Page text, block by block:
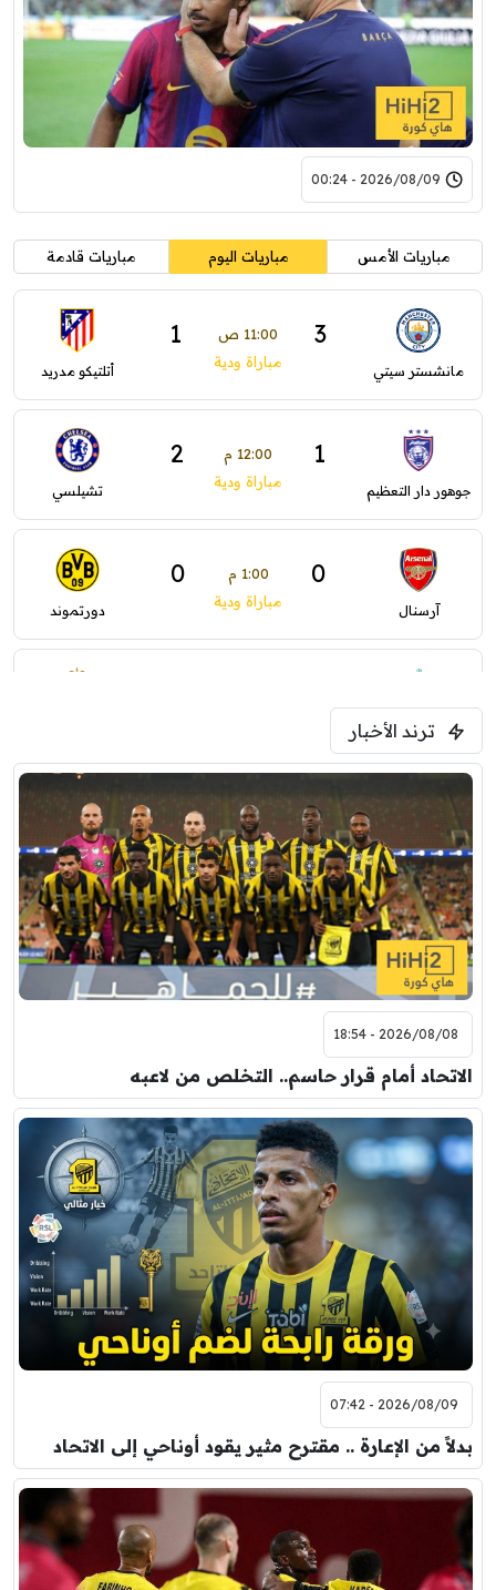
2026/08/09 - 00:24
مباريات الأمس مباريات اليوم مباريات قادمة
مانشستر سيتي
3 11:00 ص 1
مباراة ودية أتلتيكو مدريد
جوهور دار التعظيم
1 12:00 م 2
مباراة ودية تشيلسي
آرسنال
0 1:00 م 0
مباراة ودية دورتموند
ليفربول
ترند الأخبار
2026/08/08 - 18:54
الاتحاد أمام قرار حاسم.. التخلص من لاعبه
2026/08/09 - 07:42
بدلاً من الإعارة .. مقترح مثير يقود أوناحي إلى الاتحاد